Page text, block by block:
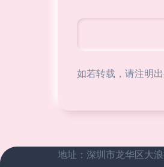
如若转载，请注明
地址：深圳市龙华区大